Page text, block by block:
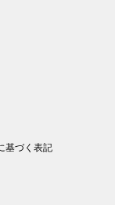
基づく表記